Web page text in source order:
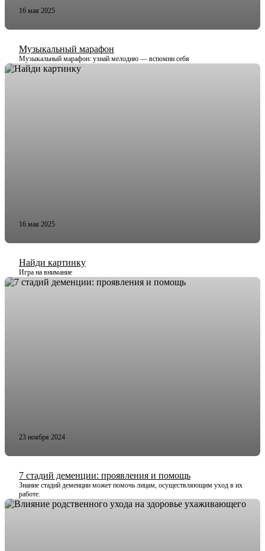
16 мая 2025
Музыкальный марафон
Музыкальный марафон: узнай мелодию — вспомни себя
16 мая 2025
Найди картинку
Игра на внимание
23 ноября 2024
7 стадий деменции: проявления и помощь
Знание стадий деменции может помочь лицам, осуществляющим уход в их
работе.